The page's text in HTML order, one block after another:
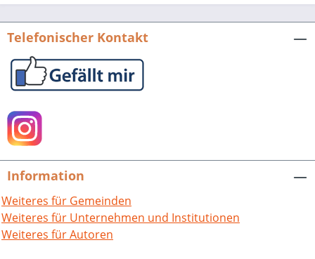
Die Machtübertragung an die
Ende. Das Unternehmen wurde
„arisiert“, die Familienmitglieder
bekannten Liedes vom „Brusler
Dorscht“, Otto Oppenheimer. Wie in
einem Brennspiegel verdichtet sich die
deutsche Historie des 20. Jahrhunderts
Telefonischer Kontakt
Information
Weiteres für Gemeinden
Weiteres für Unternehmen und Institutionen
Weiteres für Autoren